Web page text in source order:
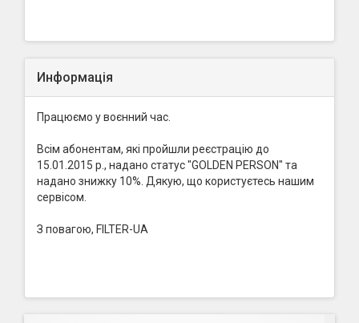
Информація
Працюємо у воєнний час.
Всім абонентам, які пройшли реєстрацію до
15.01.2015 р., надано статус "GOLDEN PERSON" та
надано знижку 10%. Дякую, що користуєтесь нашим
сервісом.
З повагою, FILTER-UA